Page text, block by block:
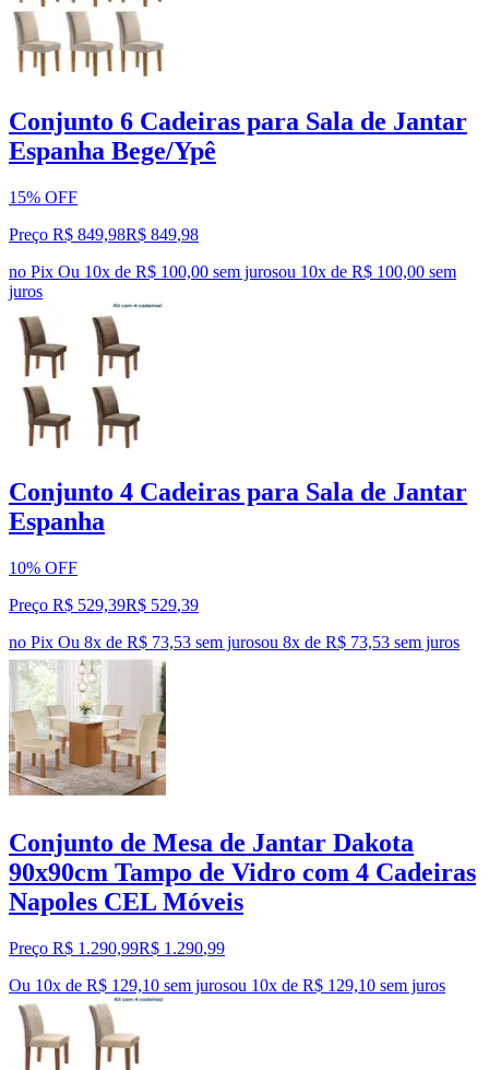
Conjunto 6 Cadeiras para Sala de Jantar
Espanha Bege/Ypê
15% OFF
Preço R$ 849,98R$ 849,98
no Pix Ou 10x de R$ 100,00 sem jurosou 10x de R$ 100,00 sem
juros
Conjunto 4 Cadeiras para Sala de Jantar
Espanha
10% OFF
Preço R$ 529,39R$ 529,39
no Pix Ou 8x de R$ 73,53 sem jurosou 8x de R$ 73,53 sem juros
Conjunto de Mesa de Jantar Dakota
90x90cm Tampo de Vidro com 4 Cadeiras
Napoles CEL Móveis
Preço R$ 1.290,99R$ 1.290,99
Ou 10x de R$ 129,10 sem jurosou 10x de R$ 129,10 sem juros